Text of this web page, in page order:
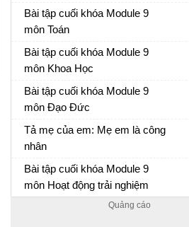
Đáp án trắc nghiệm Module 9 Tiểu
Bài tập cuối khóa Module 9
môn Toán
Bài tập cuối khóa Module 9 Tiểu Học
Bài tập cuối khóa Module 9
môn Khoa Học
Bài tập cuối khóa Module 9 Tiểu Học
Bài tập cuối khóa Module 9
môn Đạo Đức
Bài tập cuối khóa Module 9 Tiểu Học
Tả mẹ của em: Mẹ em là công
nhân
Bài văn tả mẹ lớp 5
Bài tập cuối khóa Module 9
môn Hoạt động trải nghiệm
Bài tập cuối khóa Module 9 Tiểu Học